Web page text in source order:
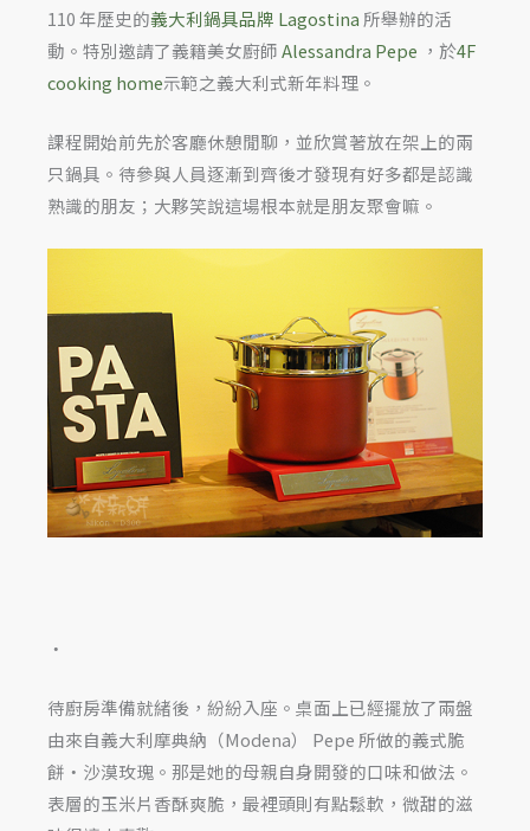
110 年歷史的義大利鍋具品牌 Lagostina 所舉辦的活
動。特別邀請了義籍美女廚師Alessandra Pepe ，於4F
cooking home示範之義大利式新年料理。
課程開始前先於客廳休憩閒聊，並欣賞著放在架上的兩
只鍋具。待參與人員逐漸到齊後才發現有好多都是認識
熟識的朋友；大夥笑說這場根本就是朋友聚會嘛。
‧
待廚房準備就緒後，紛紛入座。桌面上已經擺放了兩盤
由來自義大利摩典納（Modena） Pepe 所做的義式脆
餅‧沙漠玫瑰。那是她的母親自身開發的口味和做法。
表層的玉米片香酥爽脆，最裡頭則有點鬆軟，微甜的滋